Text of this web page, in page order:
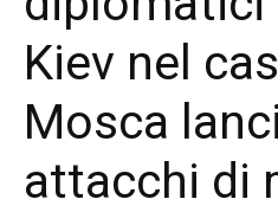
Kiev nel
Mosca
attacchi di